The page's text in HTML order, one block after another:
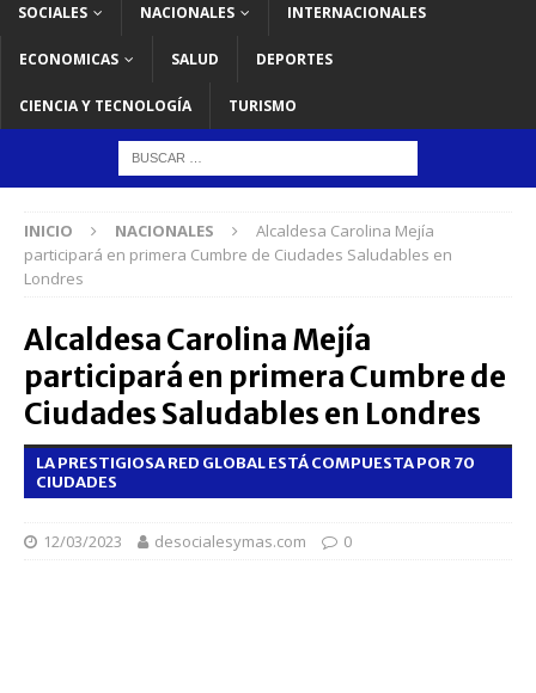
SOCIALES NACIONALES INTERNACIONALES
ECONOMICAS SALUD DEPORTES
CIENCIA Y TECNOLOGÍA TURISMO
INICIO NACIONALES
Alcaldesa Carolina Mejía
participará en primera Cumbre de Ciudades Saludables en
Londres
Alcaldesa Carolina Mejía
participará en primera Cumbre de
Ciudades Saludables en Londres
LA PRESTIGIOSA RED GLOBAL ESTÁ COMPUESTA POR 70
CIUDADES
12/03/2023 desocialesymas.com 0